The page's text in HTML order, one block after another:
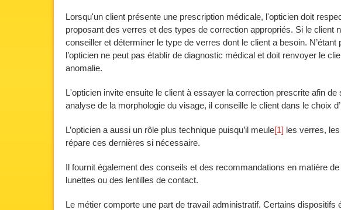
Lorsqu'un client présente une prescription médicale, l'opticien doit
proposant des verres et des types de correction appropriés. Si le client
conseiller et déterminer le type de verres dont le client a besoin.
l’opticien ne peut pas établir de diagnostic médical et doit renvoyer le
anomalie.
L'opticien invite ensuite le client à essayer la correction prescrite afin
analyse de la morphologie du visage, il conseille le client dans le choix
L’opticien a aussi un rôle plus technique puisqu’il meule[1] les verres,
répare ces dernières si nécessaire.
Il fournit également des conseils et des recommandations en matière de
lunettes ou des lentilles de contact.
Le métier comporte une part de travail administratif. Certains dispositifs